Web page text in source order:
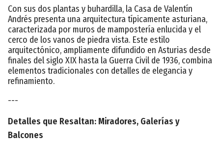
Con sus dos plantas y buhardilla, la Casa de Valentín
Andrés presenta una arquitectura típicamente asturiana,
caracterizada por muros de mampostería enlucida y el
cerco de los vanos de piedra vista. Este estilo
arquitectónico, ampliamente difundido en Asturias desde
finales del siglo XIX hasta la Guerra Civil de 1936, combina
elementos tradicionales con detalles de elegancia y
refinamiento.
---
Detalles que Resaltan: Miradores, Galerías y
Balcones